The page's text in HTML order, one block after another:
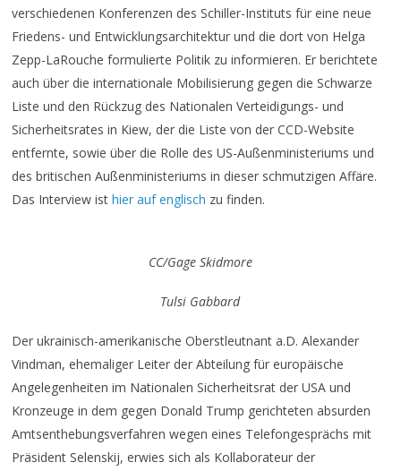
verschiedenen Konferenzen des Schiller-Instituts für eine neue
Friedens- und Entwicklungsarchitektur und die dort von Helga
Zepp-LaRouche formulierte Politik zu informieren. Er berichtete
auch über die internationale Mobilisierung gegen die Schwarze
Liste und den Rückzug des Nationalen Verteidigungs- und
Sicherheitsrates in Kiew, der die Liste von der CCD-Website
entfernte, sowie über die Rolle des US-Außenministeriums und
des britischen Außenministeriums in dieser schmutzigen Affäre.
Das Interview isthier auf englisch zu finden.
CC/Gage Skidmore
Tulsi Gabbard
Der ukrainisch-amerikanische Oberstleutnant a.D. Alexander
Vindman, ehemaliger Leiter der Abteilung für europäische
Angelegenheiten im Nationalen Sicherheitsrat der USA und
Kronzeuge in dem gegen Donald Trump gerichteten absurden
Amtsenthebungsverfahren wegen eines Telefongesprächs mit
Präsident Selenskij, erwies sich als Kollaborateur der